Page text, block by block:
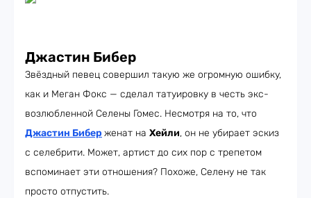
Джастин Бибер
Звёздный певец совершил такую же огромную ошибку,
как и Меган Фокс — сделал татуировку в честь экс-
возлюбленной Селены Гомес. Несмотря на то, что
Джастин Бибер женат на Хейли, он не убирает эскиз
с селебрити. Может, артист до сих пор с трепетом
вспоминает эти отношения? Похоже, Селену не так
просто отпустить.